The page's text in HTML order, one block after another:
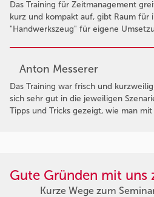
Das Training für Zeitmanagement
kurz und kompakt auf, gibt Raum für
"Handwerkszeug" für eigene
Anton Messerer
Das Training war frisch und
sich sehr gut in die jeweiligen
Tipps und Tricks gezeigt, wie man
Gute Gründen mit uns
Kurze Wege zum